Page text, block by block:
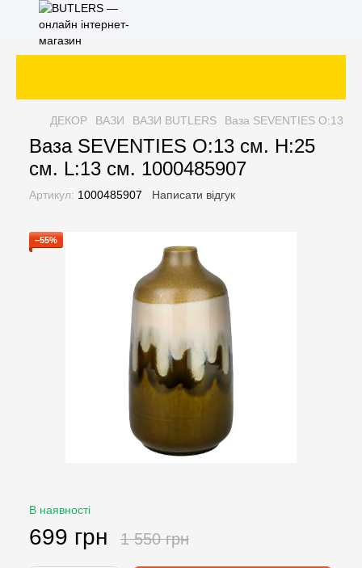
ДЕКОР ВАЗИ ВАЗИ BUTLERS Ваза SEVENTIES O:13
Ваза SEVENTIES O:13 см. H:25
см. L:13 см. 1000485907
Артикул: 1000485907 Написати відгук
−55%
В наявності
699 грн 1 550 грн